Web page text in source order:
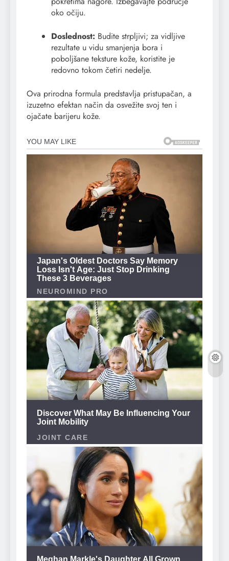
oko očiju.
Doslednost: Budite strpljivi; za vidljive
rezultate u vidu smanjenja bora i
poboljšane teksture kože, koristite je
redovno tokom četiri nedelje.
Ova prirodna formula predstavlja pristupačan, a
izuzetno efektan način da osvežite svoj ten i
ojačate barijeru kože.